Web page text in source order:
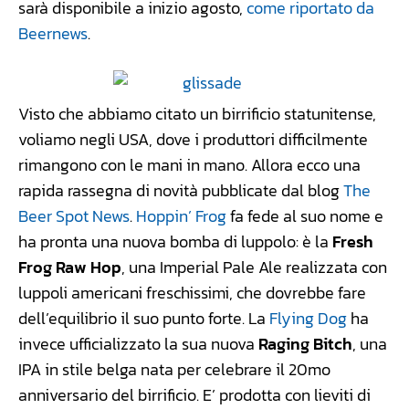
sarà disponibile a inizio agosto, come riportato da
Beernews.
Visto che abbiamo citato un birrificio statunitense,
voliamo negli USA, dove i produttori difficilmente
rimangono con le mani in mano. Allora ecco una
rapida rassegna di novità pubblicate dal blogThe
Beer Spot News.Hoppin’ Frogfa fede al suo nome e
ha pronta una nuova bomba di luppolo: è la Fresh
Frog Raw Hop, una Imperial Pale Ale realizzata con
luppoli americani freschissimi, che dovrebbe fare
dell’equilibrio il suo punto forte. La Flying Dogha
invece ufficializzato la sua nuova Raging Bitch, una
IPA in stile belga nata per celebrare il 20mo
anniversario del birrificio. E’ prodotta con lieviti di